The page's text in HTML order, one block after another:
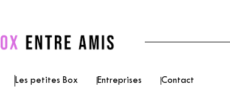
Les petites Box Entreprises Contact